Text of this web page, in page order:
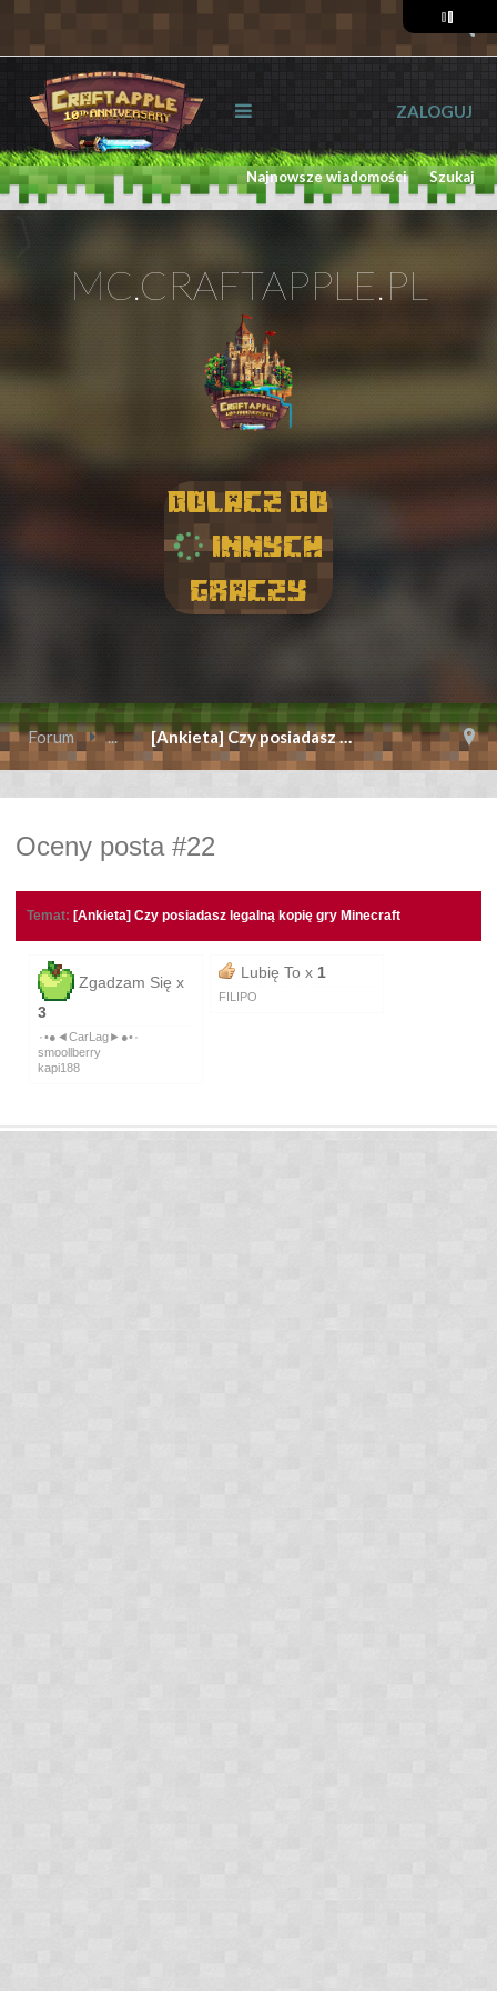
Szukaj
Najnowsze wiadomości
ZALOGUJ
MC.CRAFTAPPLE.PL
Dolacz do
innych
graczy
Forum ... [Ankieta] Czy posiadasz legalną kopię gry
Oceny posta #22
Temat: [Ankieta] Czy posiadasz legalną kopię gry Minecraft
Zgadzam Się x
3
٠•●◄CarLag►●•٠
smoollberry
kapi188
Lubię To x 1
FILIPO